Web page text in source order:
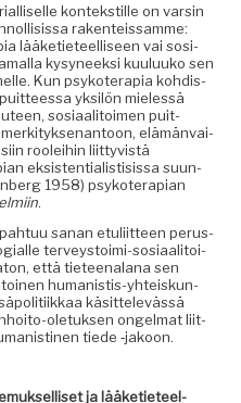
kon­tek­stille on varsin
rak­en­teis­samme:
lääketi­eteel­liseen vai sosi­
kysyneek­si kuu­luuko sen
Kun psykoter­apia kohdis­
yksilön mielessä
sosi­aal­i­toimen puit­
elämän­vai­
roolei­hin liit­tyvistä
eksis­ten­tial­is­ti­sis­sa suun­
1958) psykoter­api­an
.
sanan etuli­it­teen perus­
ter­veystoi­mi-sosi­aal­i­toi­
että tieteenalana sen
human­is­tis-yhteiskun­
käsit­televässä
ole­tuk­sen ongel­mat liit­
tiede ‑jakoon.
ja lääketi­eteel­